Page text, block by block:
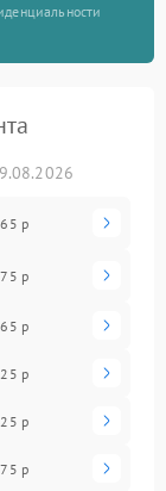
р
р
р
р
р
р